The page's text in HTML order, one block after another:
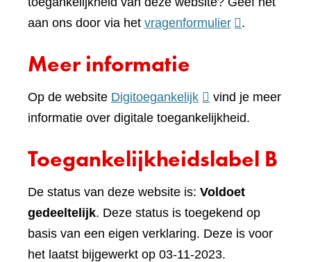
aan ons door via het vragenformulier(verwijst
website)
.
Meer informatie
Op de website Digitoegankelijk(verwijst
naar
andere
vind je meer
informatie over digitale toegankelijkheid.
Toegankelijkheidslabel B
De status van deze website is: Voldoet
gedeeltelijk. Deze status is toegekend op
basis van een eigen verklaring. Deze is voor
het laatst bijgewerkt op 03-11-2023.